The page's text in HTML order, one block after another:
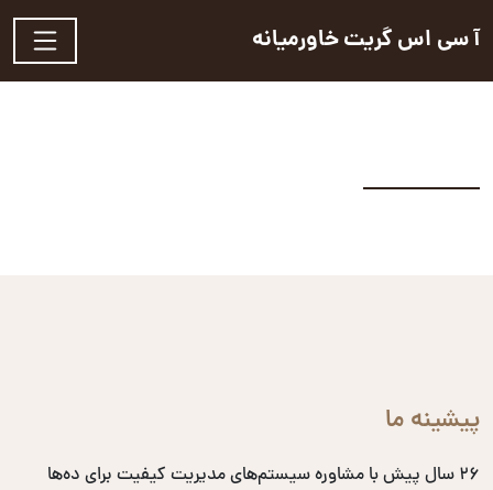
آ سی اس گریت خاورمیانه
پیشینه ما
۲۶ سال پیش با مشاوره سیستم‌های مدیریت کیفیت برای ده‌ها